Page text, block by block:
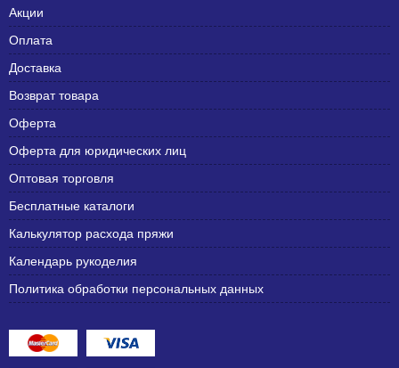
Акции
Оплата
Доставка
Возврат товара
Оферта
Оферта для юридических лиц
Оптовая торговля
Бесплатные каталоги
Калькулятор расхода пряжи
Календарь рукоделия
Политика обработки персональных данных